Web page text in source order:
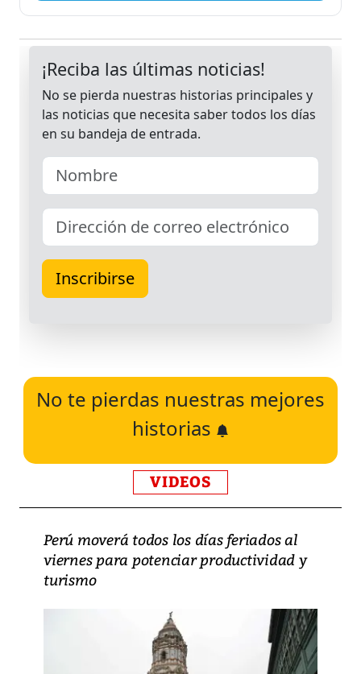
No te pierdas nuestras mejores
historias
VIDEOS
Perú moverá todos los días feriados al
viernes para potenciar productividad y
turismo